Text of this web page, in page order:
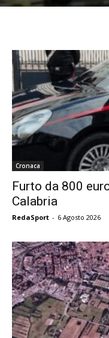
Cronaca
Furto da 800
Calabria
RedaSport - 6 Agosto 2026